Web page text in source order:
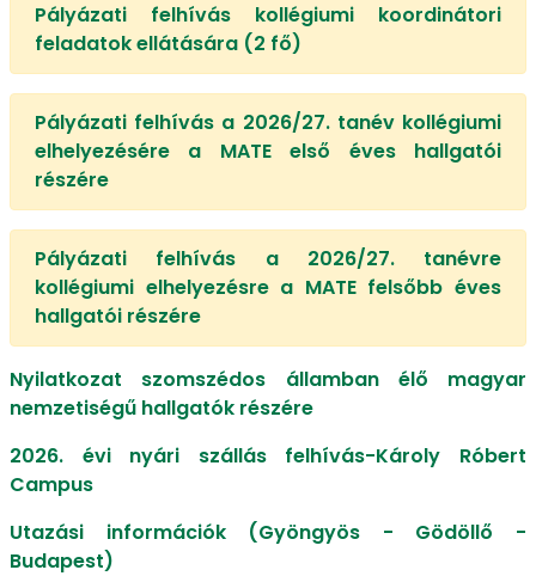
Pályázati felhívás kollégiumi koordinátori
feladatok ellátására (2 fő)
Pályázati felhívás a 2026/27. tanév kollégiumi
elhelyezésére a MATE első éves hallgatói
részére
Pályázati felhívás a 2026/27. tanévre
kollégiumi elhelyezésre a MATE felsőbb éves
hallgatói részére
Nyilatkozat szomszédos államban élő magyar
nemzetiségű hallgatók részére
2026. évi nyári szállás felhívás-Károly Róbert
Campus
Utazási információk (Gyöngyös - Gödöllő -
Budapest)